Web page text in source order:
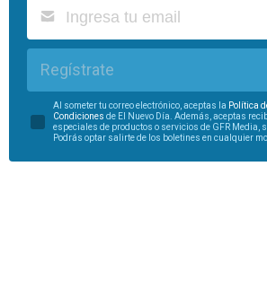
Regístrate
Al someter tu correo electrónico, aceptas la Política
Condiciones de El Nuevo Día. Además, aceptas
especiales de productos o servicios de GFR Media,
Podrás optar salirte de los boletines en cualquier